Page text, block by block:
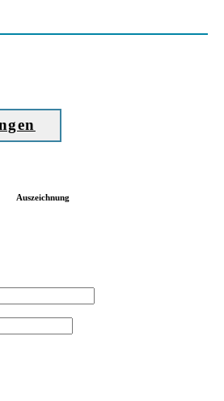
Auszeichnung